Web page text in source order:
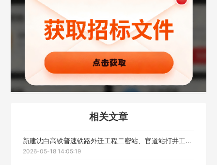
相关文章
新建沈白高铁普速铁路外迁工程二密站、官道站打井工程劳务分包中标候选人公示
2026-05-18 14:05:19